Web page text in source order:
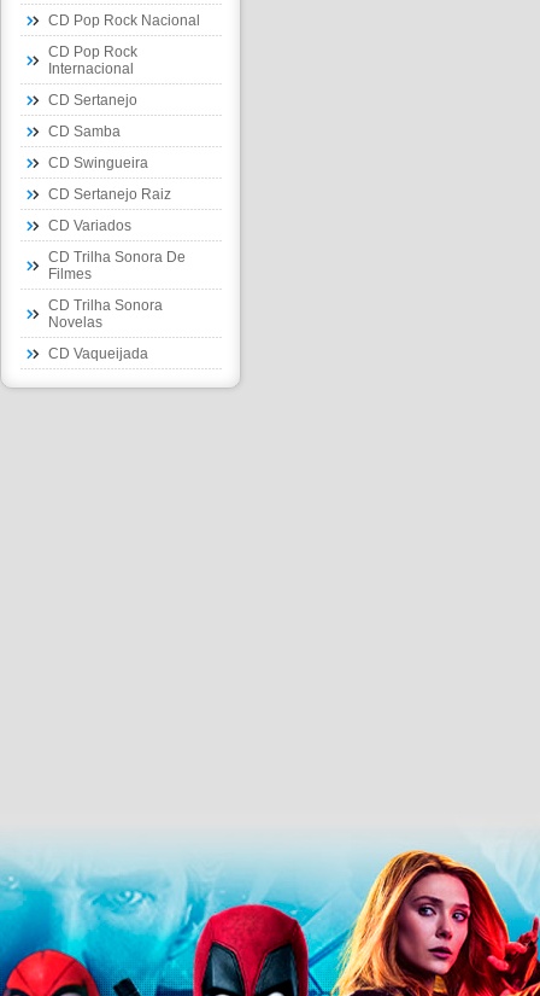
CD Pop Rock Nacional
CD Pop Rock
Internacional
CD Sertanejo
CD Samba
CD Swingueira
CD Sertanejo Raiz
CD Variados
CD Trilha Sonora De
Filmes
CD Trilha Sonora
Novelas
CD Vaqueijada